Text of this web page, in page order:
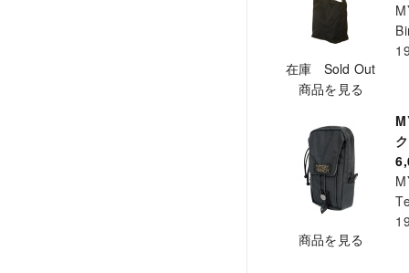
在庫 Sold Out
商品を見る
商品を見る